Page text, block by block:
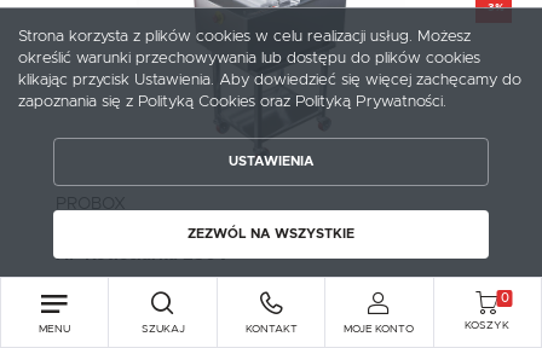
-3%
Prasa do kotletów schabowych AP 230V| PROBOX
AP Kotleciarka 230V
Kod produktu:AP Kotleciarka 230V
MENU SZUKAJ KONTAKT MOJE KONTO
0
KOSZYK
Strona korzysta z plików cookies w celu realizacji usług. Możesz
określić warunki przechowywania lub dostępu do plików cookies
klikając przycisk Ustawienia. Aby dowiedzieć się więcej zachęcamy do
zapoznania się z Polityką Cookies oraz Polityką Prywatności.
USTAWIENIA
ZEZWÓL NA WSZYSTKIE
ZAPISZ WYBRANE